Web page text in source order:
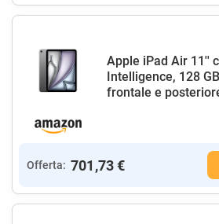
Apple iPad Air 11''
Intelligence, 128
frontale e
Offerta: 701,73 €